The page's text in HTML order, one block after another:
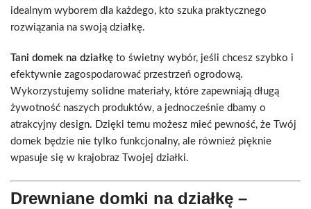
idealnym wyborem dla każdego, kto szuka praktycznego
rozwiązania na swoją działkę.
Tani domek na działkę to świetny wybór, jeśli chcesz szybko i
efektywnie zagospodarować przestrzeń ogrodową.
Wykorzystujemy solidne materiały, które zapewniają długą
żywotność naszych produktów, a jednocześnie dbamy o
atrakcyjny design. Dzięki temu możesz mieć pewność, że Twój
domek będzie nie tylko funkcjonalny, ale również pięknie
wpasuje się w krajobraz Twojej działki.
Drewniane domki na działkę –